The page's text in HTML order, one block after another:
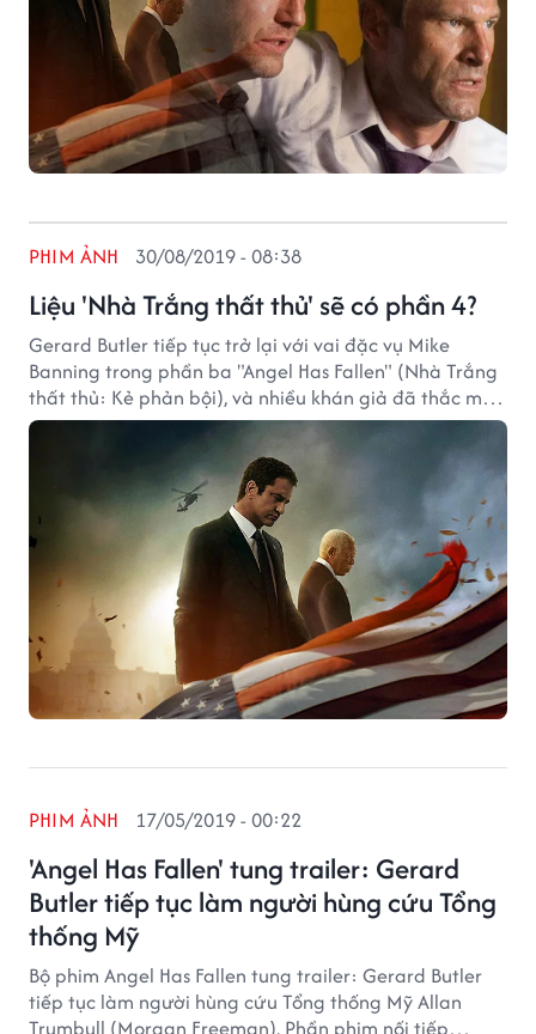
Liệu 'Nhà Trắng thất thủ' sẽ có phần 4?
PHIM ẢNH 30/08/2019 - 08:38
Gerard Butler tiếp tục trở lại với vai đặc vụ Mike
Banning trong phần ba "Angel Has Fallen" (Nhà Trắng
thất thủ: Kẻ phản bội), và nhiều khán giả đã thắc mắc
liệu Nhà trắng thất thủ có tiếp tục làm phần tiếp theo
'Angel Has Fallen' tung trailer: Gerard
Butler tiếp tục làm người hùng cứu Tổng
thống Mỹ
PHIM ẢNH 17/05/2019 - 00:22
Bộ phim Angel Has Fallen tung trailer: Gerard Butler
tiếp tục làm người hùng cứu Tổng thống Mỹ Allan
Trumbull (Morgan Freeman). Phần phim nối tiếp